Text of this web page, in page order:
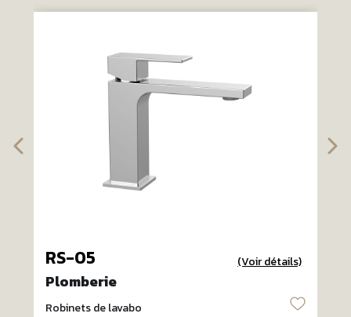
RS-05 (Voir détails)
Plomberie
Robinets de lavabo ♡